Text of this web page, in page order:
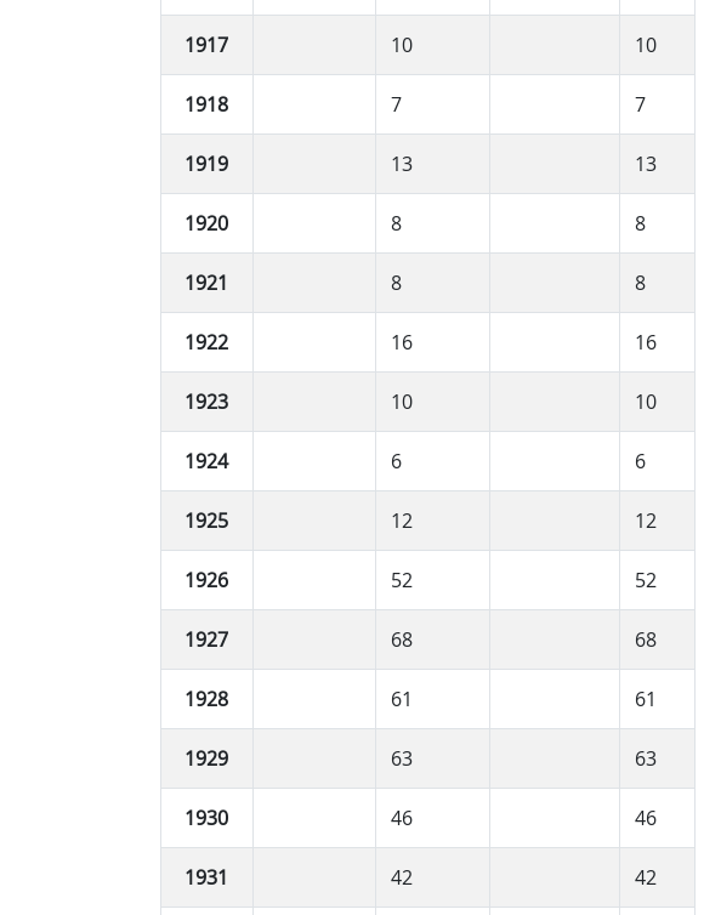
1917 10 10
1918 7 7
1919 13 13
1920 8 8
1921 8 8
1922 16 16
1923 10 10
1924 6 6
1925 12 12
1926 52 52
1927 68 68
1928 61 61
1929 63 63
1930 46 46
1931 42 42